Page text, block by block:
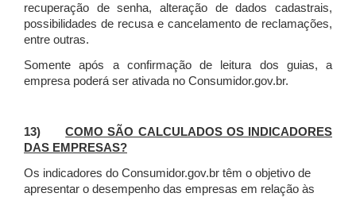
recuperação de senha, alteração de dados cadastrais,
possibilidades de recusa e cancelamento de reclamações,
entre outras.
Somente após a confirmação de leitura dos guias, a
empresa poderá ser ativada no Consumidor.gov.br.
13)COMO SÃO CALCULADOS OS INDICADORES
DAS EMPRESAS?
Os indicadores do Consumidor.gov.br têm o objetivo de
apresentar o desempenho das empresas em relação às